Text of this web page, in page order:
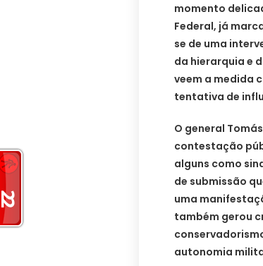
momento
Federal, já
se de uma
da hierarquia e
veem a medida
tentativa de
O general
contestação
alguns como
de submissão
uma
também gerou
autonomia